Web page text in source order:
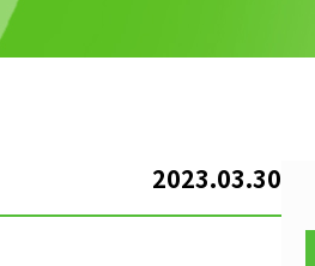
2023.03.30